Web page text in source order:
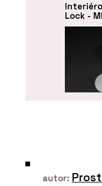
Lock -
Securo -
autor: